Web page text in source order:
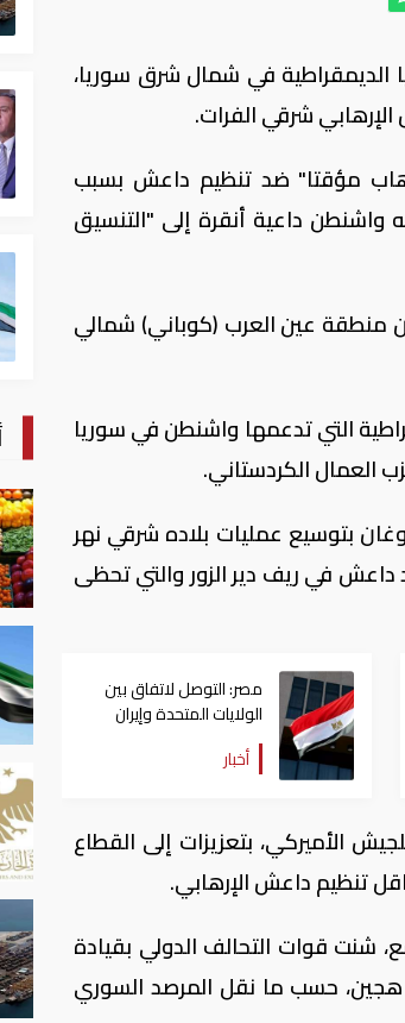
الديمقراطية في شمال شرق سوريا،
شرقي الفرات.
مؤقتا" ضد تنظيم داعش بسبب
داعية أنقرة إلى "التنسيق
منطقة عين العرب (كوباني) شمالي
التي تدعمها واشنطن في سوريا
العمال الكردستاني.
بتوسيع عمليات بلاده شرقي نهر
داعش في ريف دير الزور والتي تحظى
مصر: التوصل لاتفاق بين
الولايات المتحدة وإيران
تطور بالغ الأهمية
أخبار
الأميركي، بتعزيزات إلى القطاع
تنظيم داعش الإرهابي.
شنت قوات التحالف الدولي بقيادة
حسب ما نقل المرصد السوري